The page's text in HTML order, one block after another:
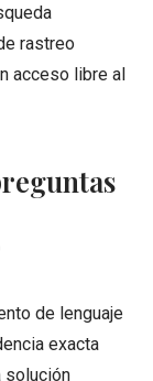
rastreo
acceso libre al
de lenguaje
exacta
solución